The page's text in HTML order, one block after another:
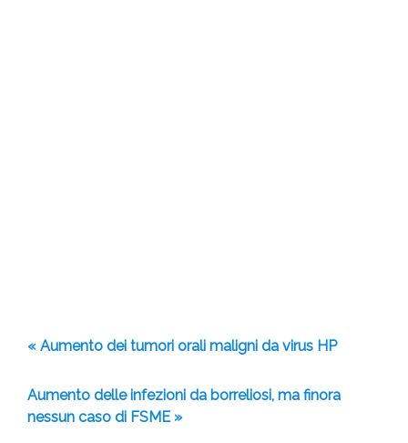
« Aumento dei tumori orali maligni da virus HP
Aumento delle infezioni da borreliosi, ma finora
nessun caso di FSME »